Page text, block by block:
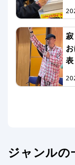
ジャンルの